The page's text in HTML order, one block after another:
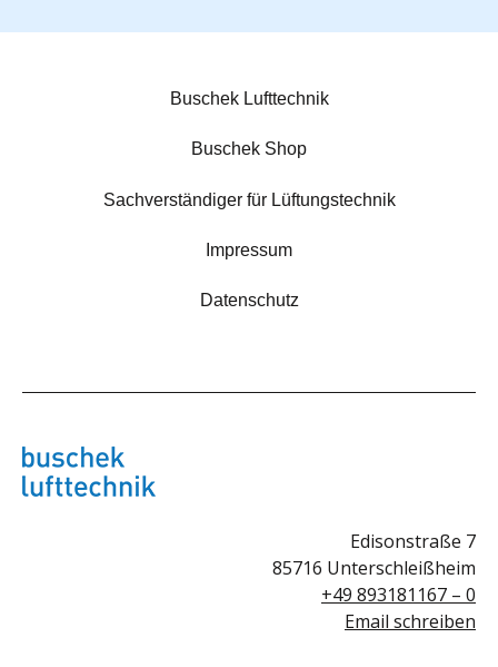
Buschek Lufttechnik
Buschek Shop
Sachverständiger für Lüftungstechnik
Impressum
Datenschutz
Edisonstraße 7
85716 Unterschleißheim
+49 893181167 – 0
Email schreiben